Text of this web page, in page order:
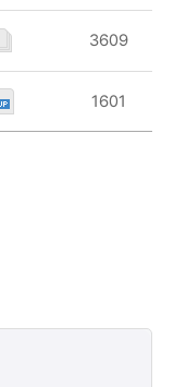
3609
1601